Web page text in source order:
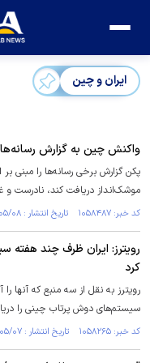
ایران و چین
واکنش چین به گزارش رسانه‌ها
موشک‌انداز دریافت کند، نادرست و
کد خبر: ۱۰۵۸۴۸۷ تاریخ انتشار : ۱۴۰۵/۰۵/۰۸
رویترز: ایران ظرف چند
کرد
رویترز به نقل از سه منبع که آنها
سیستم‌های دوش پرتاب چینی را
کد خبر: ۱۰۵۸۲۶۵ تاریخ انتشار : ۱۴۰۵/۰۵/۰۷